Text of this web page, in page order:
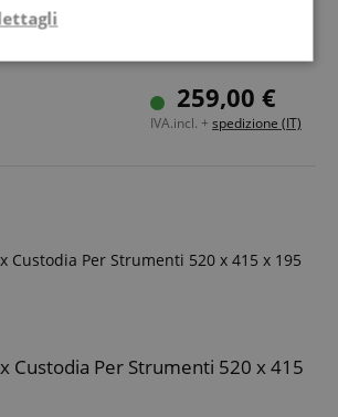
agli urti e agli impatti
di compensazione della pressione
spesso e resistente259,00 €
IVA.incl. + spedizione (IT)
Custodia Per Strumenti 520 x 415
Prestazione
Funzionalità Non classificati